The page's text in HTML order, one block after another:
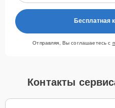
Бесплатная
Отправляя, Вы соглашаетесь с
Контакты